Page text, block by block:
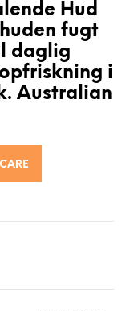
Hud
huden fugt
daglig
i
Australian